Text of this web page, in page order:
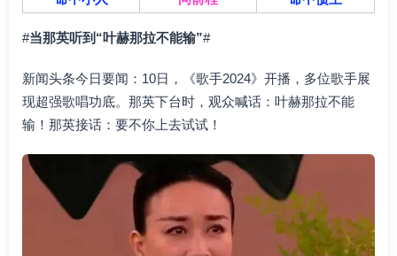
#当那英听到“叶赫那拉不能输”#
新闻头条今日要闻：10日，《歌手2024》开播，多位歌手展
现超强歌唱功底。那英下台时，观众喊话：叶赫那拉不能
输！那英接话：要不你上去试试！